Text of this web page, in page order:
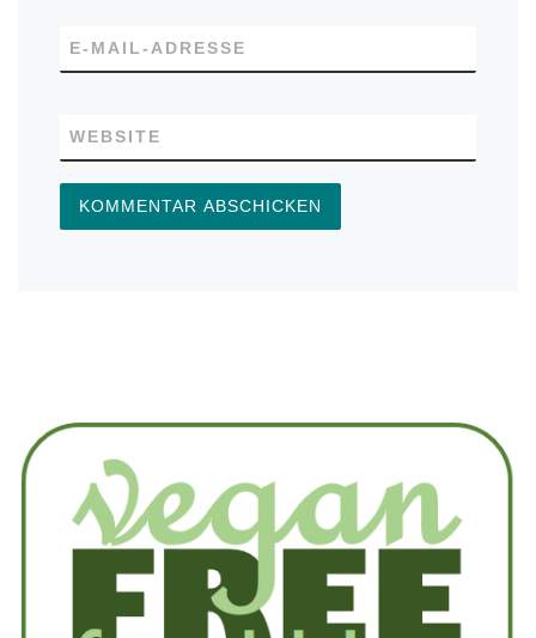
E-MAIL-ADRESSE
WEBSITE